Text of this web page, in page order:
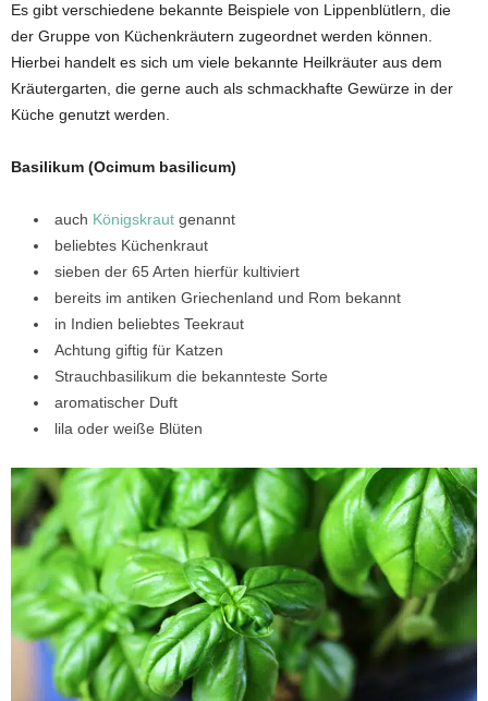
Es gibt verschiedene bekannte Beispiele von Lippenblütlern, die
der Gruppe von Küchenkräutern zugeordnet werden können.
Hierbei handelt es sich um viele bekannte Heilkräuter aus dem
Kräutergarten, die gerne auch als schmackhafte Gewürze in der
Küche genutzt werden.
Basilikum (Ocimum basilicum)
auch Königskraut genannt
beliebtes Küchenkraut
sieben der 65 Arten hierfür kultiviert
bereits im antiken Griechenland und Rom bekannt
in Indien beliebtes Teekraut
Achtung giftig für Katzen
Strauchbasilikum die bekannteste Sorte
aromatischer Duft
lila oder weiße Blüten